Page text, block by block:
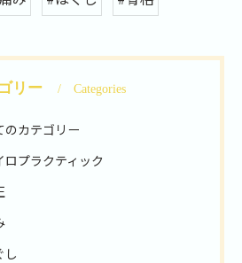
リー Categories
のカテゴリー
ロプラクティック
し